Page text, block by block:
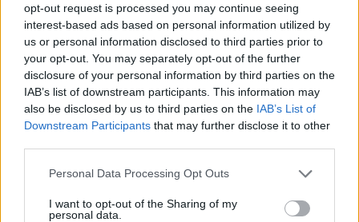
opt-out request is processed you may continue seeing
interest-based ads based on personal information utilized by
us or personal information disclosed to third parties prior to
your opt-out. You may separately opt-out of the further
disclosure of your personal information by third parties on the
IAB’s list of downstream participants. This information may
also be disclosed by us to third parties on the IAB’s List of
Downstream Participants that may further disclose it to other
Personal Data Processing Opt Outs
I want to opt-out of the Sharing of my
personal data.
9/08/2026